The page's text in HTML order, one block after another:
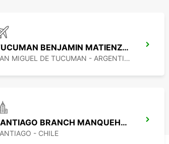
TUCUMAN BENJAMIN MATIENZO AEROPUERTO
SAN MIGUEL DE TUCUMAN - ARGENTINA
SANTIAGO BRANCH MANQUEHUE
- CHILE